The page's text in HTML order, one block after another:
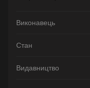
Виконавець
Стан
Видавництво